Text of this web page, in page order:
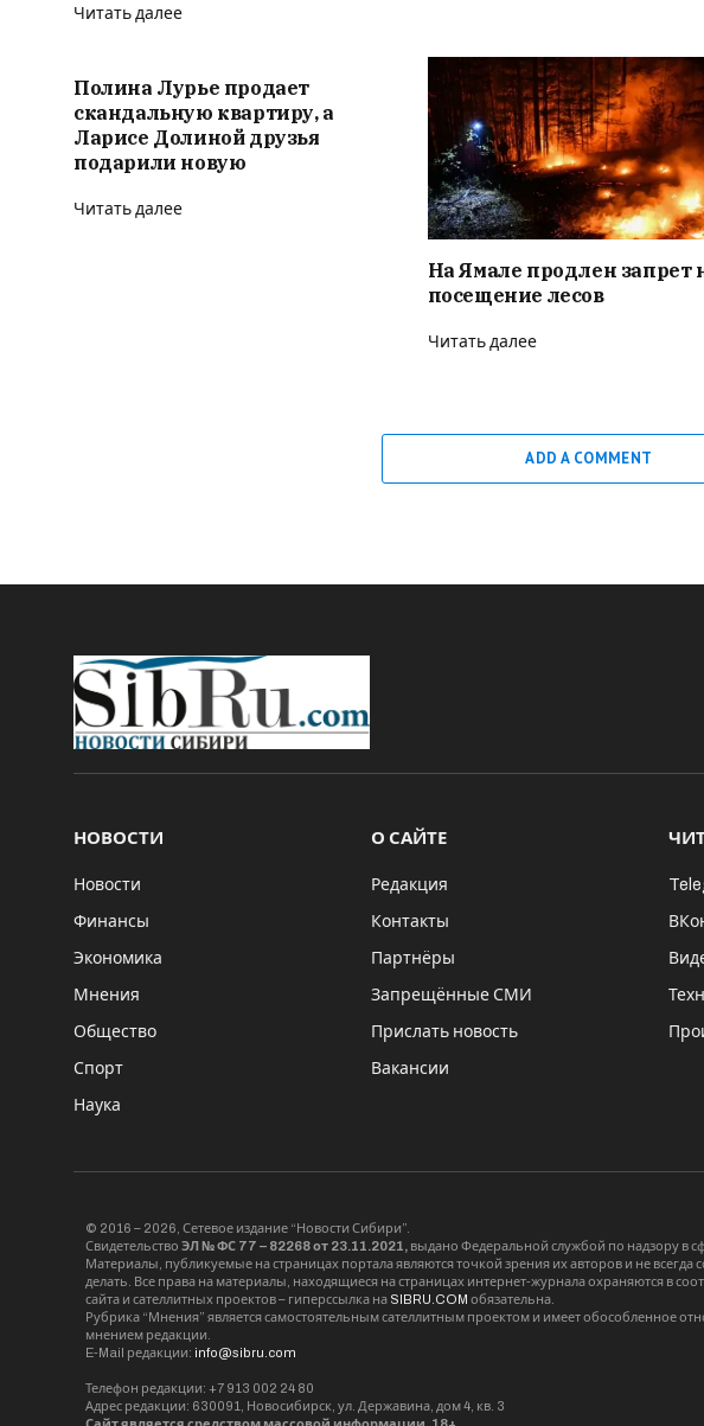
Читать далее
Полина Лурье продает
скандальную квартиру, а
Ларисе Долиной друзья
подарили новую
Читать далее
На Ямале продлен запрет
посещение лесов
Читать далее
ADD A COMMENT
НОВОСТИ
Новости
Финансы
Экономика
Мнения
Общество
Спорт
Наука
О САЙТЕ
Редакция
Контакты
Партнёры
Запрещённые СМИ
Прислать новость
Вакансии
© 2016 – 2026, Сетевое издание “Новости Сибири”.
Свидетельство ЭЛ № ФС 77 – 82268 от 23.11.2021, выдано Федеральной службой по надзору в
Материалы, публикуемые на страницах портала являются точкой зрения их авторов и не
делать. Все права на материалы, находящиеся на страницах интернет-журнала охраняются в
сайта и сателлитных проектов – гиперссылка на SIBRU.COM обязательна.
Рубрика “Мнения” является самостоятельным сателлитным проектом и имеет обособленное
мнением редакции.
E-Mail редакции: info@sibru.com
Телефон редакции: +7 913 002 24 80
Адрес редакции: 630091, Новосибирск, ул. Державина, дом 4, кв. 3